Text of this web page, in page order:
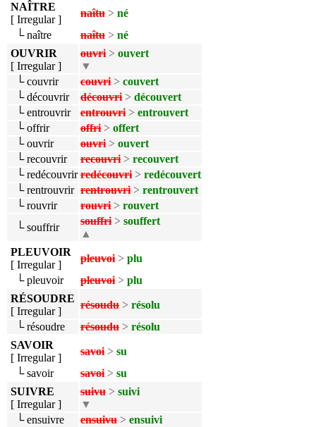
NAÎTRE
[ Irregular ]
naîtu > né
└ naître
naîtu > né
OUVRIR
[ Irregular ]
ouvri > ouvert
▼
└ couvrir
couvri > couvert
└ découvrir
découvri > découvert
└ entrouvrir
entrouvri > entrouvert
└ offrir
offri > offert
└ ouvrir
ouvri > ouvert
└ recouvrir
recouvri > recouvert
└ redécouvrir redécouvri > redécouvert
└ rentrouvrir rentrouvri > rentrouvert
└ rouvrir
rouvri > rouvert
└ souffrir
souffri > souffert
▲
PLEUVOIR
[ Irregular ]
pleuvoi > plu
└ pleuvoir
pleuvoi > plu
RÉSOUDRE
[ Irregular ]
résoudu > résolu
└ résoudre
résoudu > résolu
SAVOIR
[ Irregular ]
savoi > su
└ savoir
savoi > su
SUIVRE
[ Irregular ]
suivu > suivi
▼
└ ensuivre
ensuivu > ensuivi